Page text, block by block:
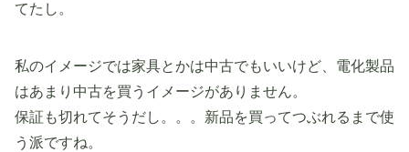
てたし。
私のイメージでは家具とかは中古でもいいけど、電化製品
はあまり中古を買うイメージがありません。
保証も切れてそうだし。。。新品を買ってつぶれるまで使
う派ですね。